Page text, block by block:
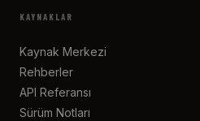
KAYNAKLAR
Kaynak Merkezi
Rehberler
API Referansı
Sürüm Notları